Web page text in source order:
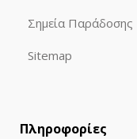
Σημεία Παράδοσης
Sitemap
Πληροφορίες